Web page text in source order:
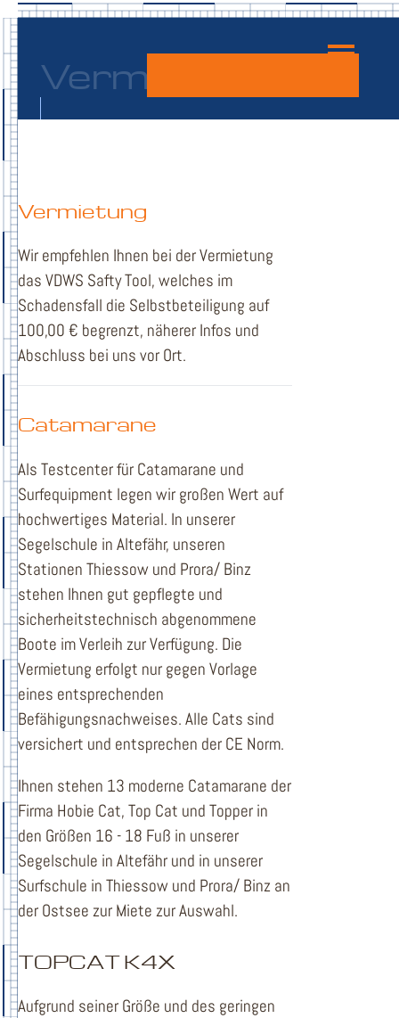
Vermietung
Vermietung
Wir empfehlen Ihnen bei der Vermietung
das VDWS Safty Tool, welches im
Schadensfall die Selbstbeteiligung auf
100,00 € begrenzt, näherer Infos und
Abschluss bei uns vor Ort.
Catamarane
Als Testcenter für Catamarane und
Surfequipment legen wir großen Wert auf
hochwertiges Material. In unserer
Segelschule in Altefähr, unseren
Stationen Thiessow und Prora/ Binz
stehen Ihnen gut gepflegte und
sicherheitstechnisch abgenommene
Boote im Verleih zur Verfügung. Die
Vermietung erfolgt nur gegen Vorlage
eines entsprechenden
Befähigungsnachweises. Alle Cats sind
versichert und entsprechen der CE Norm.
Ihnen stehen 13 moderne Catamarane der
Firma Hobie Cat, Top Cat und Topper in
den Größen 16 - 18 Fuß in unserer
Segelschule in Altefähr und in unserer
Surfschule in Thiessow und Prora/ Binz an
der Ostsee zur Miete zur Auswahl.
TOPCAT K4X
Aufgrund seiner Größe und des geringen